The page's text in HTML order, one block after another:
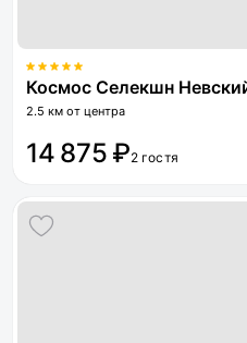
Космос Селекшн Невский Роял (Cosmos
2.5 км от центра
14 875 ₽2 гостя